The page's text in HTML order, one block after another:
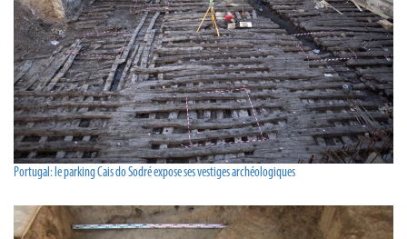
Portugal: le parking Cais do Sodré expose ses vestiges archéologiques